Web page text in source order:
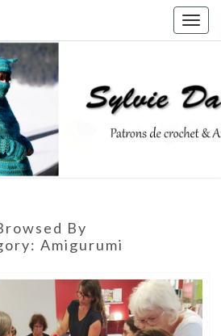
SYLVIE
De
Crochet
Ateliers
By
Amigurumi